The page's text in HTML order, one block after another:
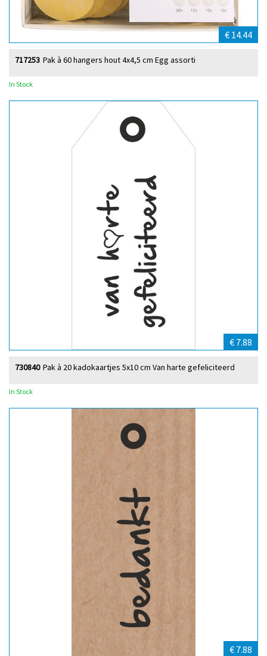
€ 14.44
Pak à 60 hangers hout 4x4,5 cm Egg assorti
717253
In Stock
€ 7.88
Pak à 20 kadokaartjes 5x10 cm Van harte gefeliciteerd
730840
In Stock
€ 7.88